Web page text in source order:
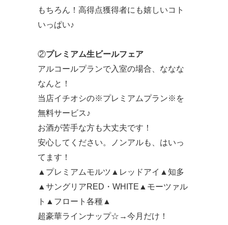
もちろん！高得点獲得者にも嬉しいコト
いっぱい♪
②プレミアム生ビールフェア
アルコールプランで入室の場合、ななな
なんと！
当店イチオシの※プレミアムプラン※を
無料サービス♪
お酒が苦手な方も大丈夫です！
安心してください。ノンアルも、はいっ
てます！
▲プレミアムモルツ▲レッドアイ▲知多
▲サングリアRED・WHITE▲モーツァル
ト▲フロート各種▲
超豪華ラインナップ☆→今月だけ！